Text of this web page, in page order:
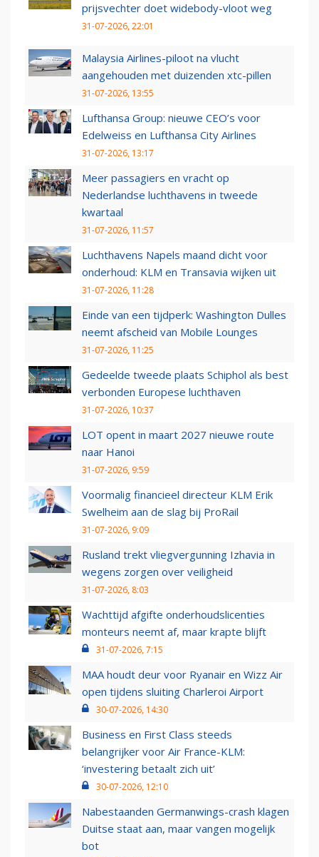
prijsvechter doet widebody-vloot weg
31-07-2026, 22:01
Malaysia Airlines-piloot na vlucht
aangehouden met duizenden xtc-pillen
31-07-2026, 13:55
Lufthansa Group: nieuwe CEO’s voor
Edelweiss en Lufthansa City Airlines
31-07-2026, 13:17
Meer passagiers en vracht op
Nederlandse luchthavens in tweede
kwartaal
31-07-2026, 11:57
Luchthavens Napels maand dicht voor
onderhoud: KLM en Transavia wijken uit
31-07-2026, 11:28
Einde van een tijdperk: Washington Dulles
neemt afscheid van Mobile Lounges
31-07-2026, 11:25
Gedeelde tweede plaats Schiphol als best
verbonden Europese luchthaven
31-07-2026, 10:37
LOT opent in maart 2027 nieuwe route
naar Hanoi
31-07-2026, 9:59
Voormalig financieel directeur KLM Erik
Swelheim aan de slag bij ProRail
31-07-2026, 9:09
Rusland trekt vliegvergunning Izhavia in
wegens zorgen over veiligheid
31-07-2026, 8:03
Wachttijd afgifte onderhoudslicenties
monteurs neemt af, maar krapte blijft
31-07-2026, 7:15
MAA houdt deur voor Ryanair en Wizz Air
open tijdens sluiting Charleroi Airport
30-07-2026, 14:30
Business en First Class steeds
belangrijker voor Air France-KLM:
‘investering betaalt zich uit’
30-07-2026, 12:10
Nabestaanden Germanwings-crash klagen
Duitse staat aan, maar vangen mogelijk
bot